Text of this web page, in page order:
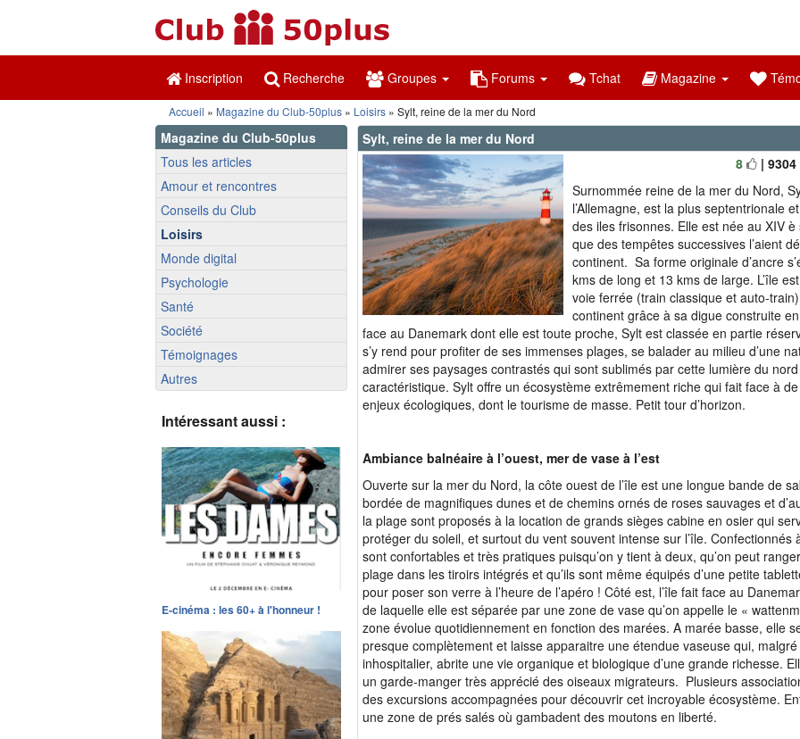
Inscription Recherche Groupes Forums Tchat Magazine
Accueil » Magazine du Club-50plus » Loisirs » Sylt, reine de la mer du Nord
Magazine du Club-50plus
Tous les articles
Amour et rencontres
Conseils du Club
Loisirs
Monde digital
Psychologie
Santé
Société
Témoignages
Autres
Intéressant aussi :
E-cinéma : les 60+ à l'honneur !
Sylt, reine de la mer du Nord
8
|
Surnommée reine de la mer du Nord,
l’Allemagne, est la plus septentrionale
des iles frisonnes. Elle est née au XIV
que des tempêtes successives l’aient
continent. Sa forme originale d’ancre
kms de long et 13 kms de large. L’île
voie ferrée (train classique et auto-
continent grâce à sa digue construite
face au Danemark dont elle est toute proche, Sylt est classée en partie
s’y rend pour profiter de ses immenses plages, se balader au milieu d’une
admirer ses paysages contrastés qui sont sublimés par cette lumière du
caractéristique. Sylt offre un écosystème extrêmement riche qui fait face à
enjeux écologiques, dont le tourisme de masse. Petit tour d’horizon.
Ambiance balnéaire à l’ouest, mer de vase à l’est
Ouverte sur la mer du Nord, la côte ouest de l’île est une longue bande de
bordée de magnifiques dunes et de chemins ornés de roses sauvages et
la plage sont proposés à la location de grands sièges cabine en osier qui
protéger du soleil, et surtout du vent souvent intense sur l’île. Confectionnés
sont confortables et très pratiques puisqu’on y tient à deux, qu’on peut
plage dans les tiroirs intégrés et qu’ils sont même équipés d’une petite
pour poser son verre à l’heure de l’apéro ! Côté est, l’île fait face au
de laquelle elle est séparée par une zone de vase qu’on appelle le «
zone évolue quotidiennement en fonction des marées. A marée basse, elle
presque complètement et laisse apparaitre une étendue vaseuse qui,
inhospitalier, abrite une vie organique et biologique d’une grande richesse.
un garde-manger très apprécié des oiseaux migrateurs. Plusieurs
des excursions accompagnées pour découvrir cet incroyable écosystème.
une zone de prés salés où gambadent des moutons en liberté.